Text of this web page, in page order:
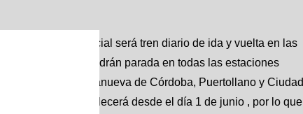
«la oferta inicial será tren diario de ida y vuelta en las
trenes Avlo tendrán parada en todas las estaciones
Córdoba, Villanueva de Córdoba, Puertollano y Ciudad
servicio se establecerá desde el día 1 de junio , por lo que